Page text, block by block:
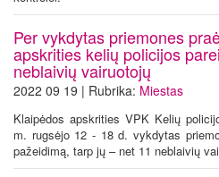
Per vykdytas priemones
apskrities kelių policijos
neblaivių vairuotojų
2022 09 19 | Rubrika: Miestas
Klaipėdos apskrities VPK Kelių
m. rugsėjo 12 - 18 d. vykdytas
pažeidimą, tarp jų – net 11 neblaivių